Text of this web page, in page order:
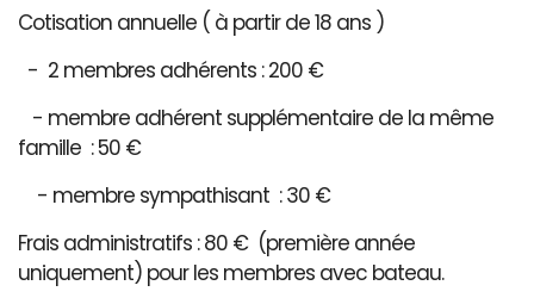
Cotisation annuelle ( à partir de 18 ans )
- 2 membres adhérents : 200 €
- membre adhérent supplémentaire de la même
famille : 50 €
- membre sympathisant : 30 €
Frais administratifs : 80 € (première année
uniquement) pour les membres avec bateau.